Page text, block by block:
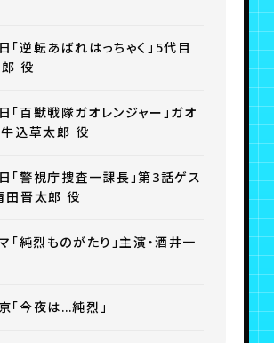
「逆転あばれはっちゃく」5代目
役
「百獣戦隊ガオレンジャー」ガオ
牛込草太郎 役
「警視庁捜査一課長」第3話ゲス
田晋太郎 役
「純烈ものがたり」主演・酒井一
「今夜は…純烈」